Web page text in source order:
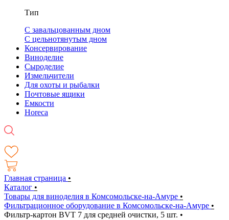
Тип
С завальцованным дном
С цельнотянутым дном
Консервирование
Виноделие
Сыроделие
Измельчители
Для охоты и рыбалки
Почтовые ящики
Емкости
Horeca
Главная страница •
Каталог •
Товары для виноделия в Комсомольске-на-Амуре •
Фильтрационное оборудование в Комсомольске-на-Амуре •
Фильтр-картон BVT 7 для средней очистки, 5 шт. •